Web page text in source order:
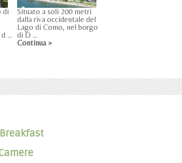
di
...
Situato a soli 200 metri
dalla riva occidentale del
Lago di Como, nel borgo
di D ...
Continua »